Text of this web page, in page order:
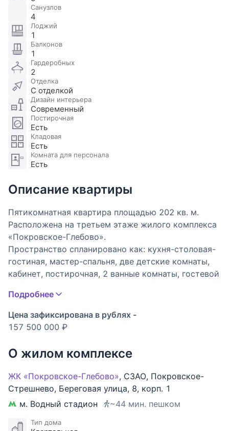
Санузлов
4
Лоджий
1
Балконов
1
Гардеробных
2
Отделка
С отделкой
Дизайн интерьера
Современный
Постирочная
Есть
Кладовая
Есть
Комната для персонала
Есть
Описание квартиры
Пятикомнатная квартира площадью 202 кв. м.
Расположена на третьем этаже жилого комплекса
«Покровское-Глебово».
Пространство спланировано как: кухня-столовая-
гостиная, мастер-спальня, две детские комнаты,
кабинет, постирочная, 2 ванные комнаты, гостевой
Выполнена отделка в современном стиле с
использованием эксклюзивных отделочных
материалов и дорогостоящих предметов мебели и
Паркет из массива дерева 22 см, натуральный
камень Biancone.
Кухня немецкого производителя Bulthaup, бытовая
техника известных брендов Guggenau и Miele,
шкафы Bulthaup и b&b Italian, ванны и сантехника
Alessi Laufen, плитка Bizassi, встроенное освещение
Records.
Подробнее
Цена зафиксирована в рублях -
157 500 000 ₽
О жилом комплексе
ЖК «Покровское-Глебово», СЗАО, Покровское-
Стрешнево, Береговая улица, 8, корп. 1
м. Водный стадион
~44 мин. пешком
Тип дома